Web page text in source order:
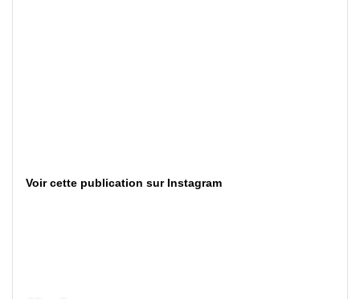
Voir cette publication sur Instagram